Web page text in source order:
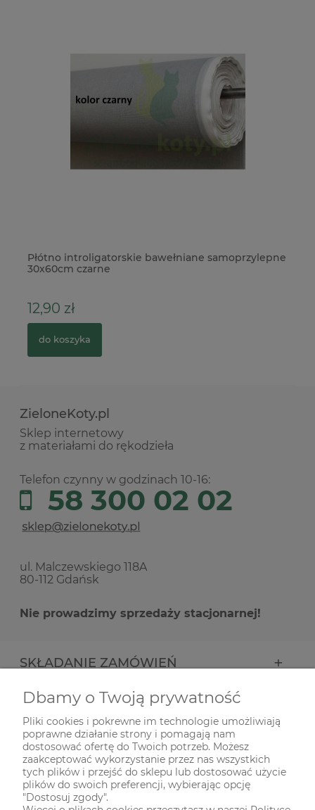
Płótno introligatorskie bawełniane samoprzylepne
30x60cm czarne
12,90 zł
do koszyka
ZieloneKoty.pl
Sklep internetowy
z materiałami do rękodzieła
Telefon czynny w godzinach 10-16:
58 300 02 02
ul. Malczewskiego 118A
80-112 Gdańsk
Nie prowadzimy sprzedaży stacjonarnej!
SKŁADANIE ZAMÓWIEŃ
INFORMACJE
ODWIEDŹ NAS NA
Dbamy o Twoją prywatność
Pliki cookies i pokrewne im technologie umożliwiają
poprawne działanie strony i pomagają nam
dostosować ofertę do Twoich potrzeb. Możesz
zaakceptować wykorzystanie przez nas wszystkich
tych plików i przejść do sklepu lub dostosować użycie
plików do swoich preferencji, wybierając opcję
"Dostosuj zgody".